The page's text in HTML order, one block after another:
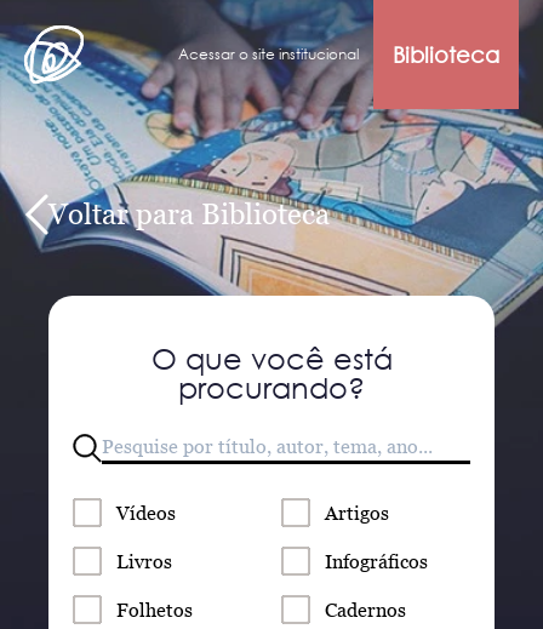
Acessar o site institucional Biblioteca
Voltar para Biblioteca
O que você está
procurando?
Vídeos Artigos
Livros Infográficos
Folhetos Cadernos